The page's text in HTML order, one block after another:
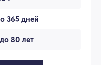
365 дней
80 лет